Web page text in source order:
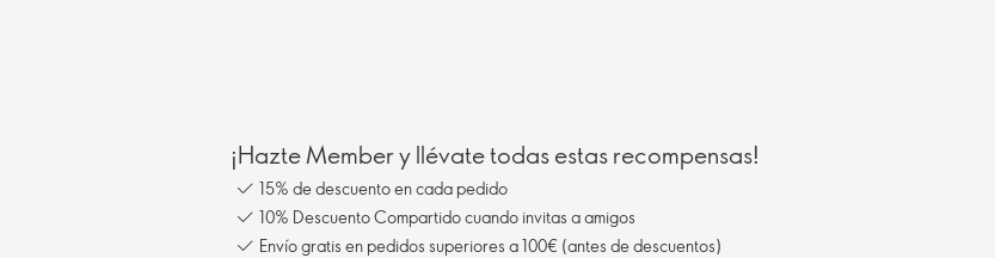
¡Hazte Member y llévate todas estas recompensas!
15% de descuento en cada pedido
10% Descuento Compartido cuando invitas a amigos
Envío gratis en pedidos superiores a 100€ (antes de descuentos)